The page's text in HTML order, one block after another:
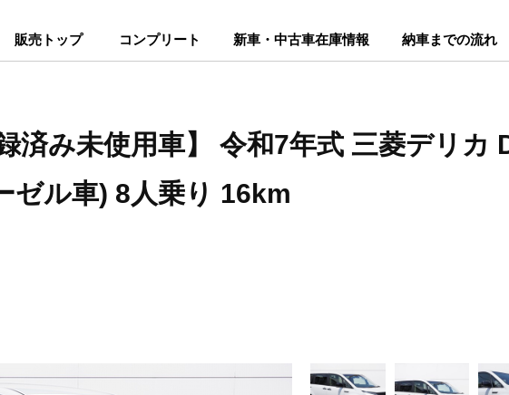
販売トップ コンプリート 新車・中古車在庫情報 納車までの流れ
済み未使用車】 令和7年式 三菱デリカ
ゼル車) 8人乗り 16km